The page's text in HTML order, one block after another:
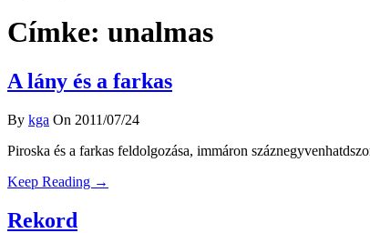
Címke: unalmas
A lány és a farkas
By kga On 2011/07/24
Piroska és a farkas feldolgozása, immáron
Keep Reading →
Rekord